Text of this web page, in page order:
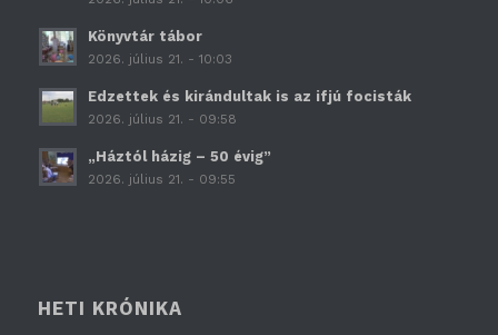
Könyvtár tábor
2026. július 21. - 10:03
Edzettek és kirándultak is az ifjú focisták
2026. július 21. - 09:58
„Háztól házig – 50 évig”
2026. július 21. - 09:55
HETI KRÓNIKA